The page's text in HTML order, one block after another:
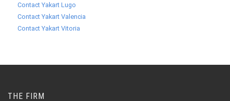
Contact Yakart Lugo
Contact Yakart Valencia
Contact Yakart Vitoria
THE FIRM